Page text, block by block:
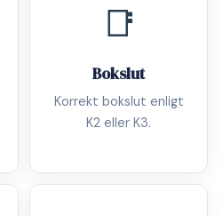
📑
Bokslut
Korrekt bokslut enligt
K2 eller K3.